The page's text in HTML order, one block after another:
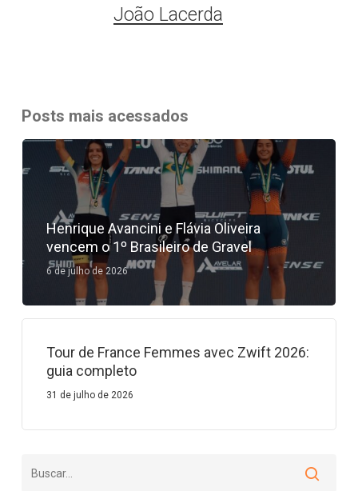
João Lacerda
Posts mais acessados
Henrique Avancini e Flávia Oliveira
vencem o 1º Brasileiro de Gravel
6 de julho de 2026
Tour de France Femmes avec Zwift 2026:
guia completo
31 de julho de 2026